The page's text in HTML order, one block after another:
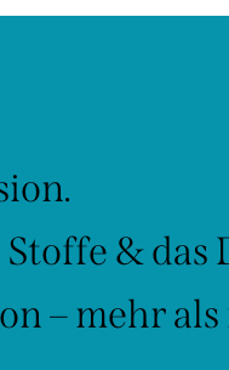
& das
– mehr